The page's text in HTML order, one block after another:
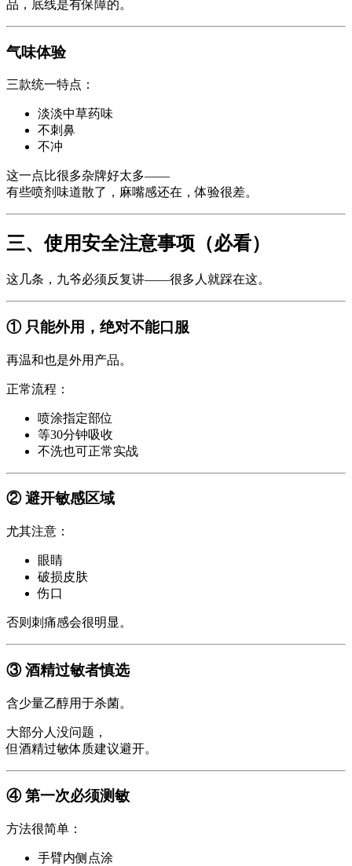
品，底线是有保障的。
气味体验
三款统一特点：
淡淡中草药味
不刺鼻
不冲
这一点比很多杂牌好太多——
有些喷剂味道散了，麻嘴感还在，体验很差。
三、使用安全注意事项（必看）
这几条，九爷必须反复讲——很多人就踩在这。
① 只能外用，绝对不能口服
再温和也是外用产品。
正常流程：
喷涂指定部位
等30分钟吸收
不洗也可正常实战
② 避开敏感区域
尤其注意：
眼睛
破损皮肤
伤口
否则刺痛感会很明显。
③ 酒精过敏者慎选
含少量乙醇用于杀菌。
大部分人没问题，
但酒精过敏体质建议避开。
④ 第一次必须测敏
方法很简单：
手臂内侧点涂